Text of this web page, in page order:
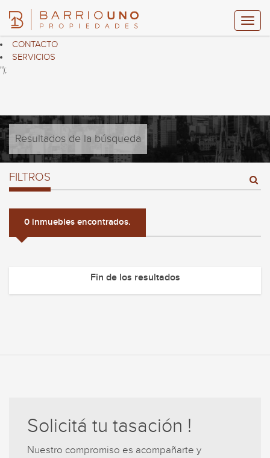
HOME
PROPIEDADES
CONTACTO
SERVICIOS
");
Resultados de la búsqueda
FILTROS
0 inmuebles encontrados.
Fin de los resultados
Solicitá tu tasación !
Nuestro compromiso es acompañarte y